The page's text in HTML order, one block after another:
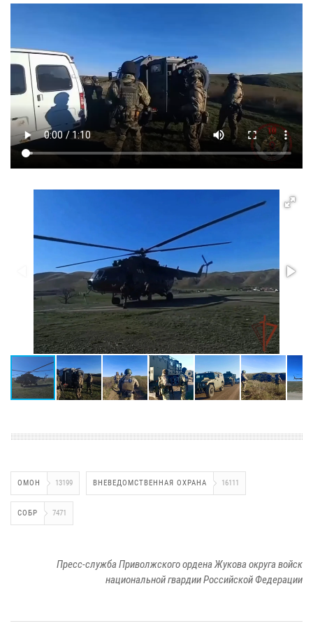
ОМОН 13199 ВНЕВЕДОМСТВЕННАЯ ОХРАНА 16111
СОБР 7471
Пресс-служба Приволжского ордена Жукова округа войск
национальной гвардии Российской Федерации